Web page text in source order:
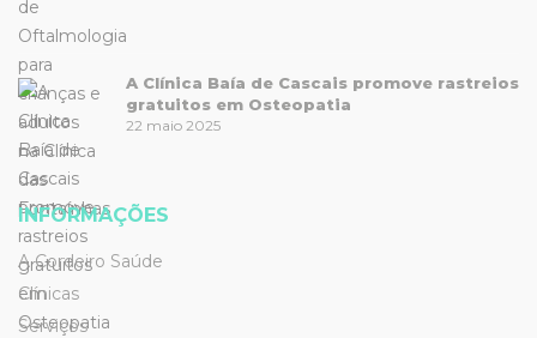
A Clínica Baía de Cascais promove rastreios
gratuitos em Osteopatia
22 maio 2025
INFORMAÇÕES
A Cordeiro Saúde
Clínicas
Serviços